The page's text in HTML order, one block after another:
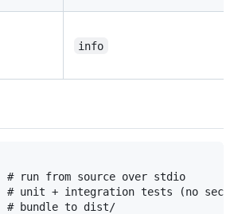
info
run from source over stdio
unit + integration tests (no
# bundle to dist/